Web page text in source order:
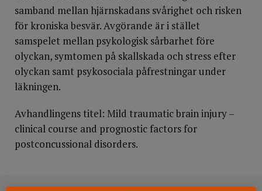
samband mellan hjärnskadans svårighet och risken
för kroniska besvär. Avgörande är i stället
samspelet mellan psykologisk sårbarhet före
olyckan, symtomen på skallskada och stress efter
olyckan samt psykosociala påfrestningar under
läkningen.
Avhandlingens titel: Mild traumatic brain injury –
clinical course and prognostic factors for
postconcussional disorders.